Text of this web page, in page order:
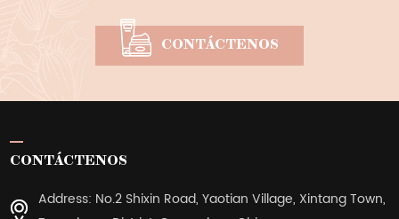
CONTÁCTENOS
CONTÁCTENOS
Address: No.2 Shixin Road, Yaotian Village, Xintang Town,